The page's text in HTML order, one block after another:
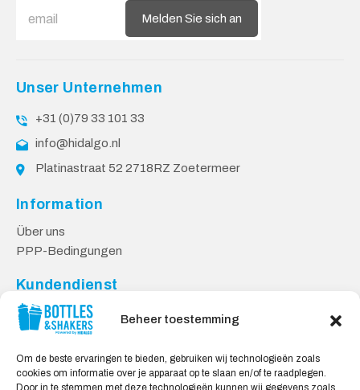
Beheer toestemming
Om de beste ervaringen te bieden, gebruiken wij technologieën zoals
cookies om informatie over je apparaat op te slaan en/of te raadplegen.
Door in te stemmen met deze technologieën kunnen wij gegevens zoals
Melden Sie sich an
Unser Unternehmen
+31 (0)79 33 101 33
info@hidalgo.nl
Platinastraat 52 2718RZ Zoetermeer
Information
Über uns
PPP-Bedingungen
Kundendienst
Kontakt
Lieferung & Rücksendungen
Sicheres Einkaufen